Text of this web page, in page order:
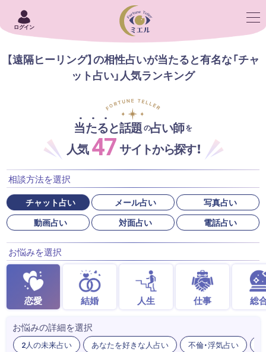
ログイン
【遠隔ヒーリング】の相性占いが当たると有名な「チャ
ット占い」人気ランキング
当たると話題の占い師を
人気47サイトから探す！
相談方法を選択
チャット占い メール占い
写真占い
動画占い
対面占い 電話占い
お悩みを選択
恋愛 結婚 人生 仕事 総
お悩みの詳細を選択
2人の未来占い あなたを好きな人占い 不倫・浮気占い